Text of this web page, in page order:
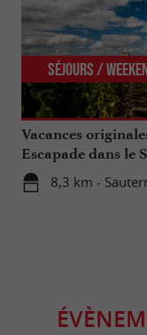
Vacances
Escapade dans le
Gironde
8,3 km -
Séjours /